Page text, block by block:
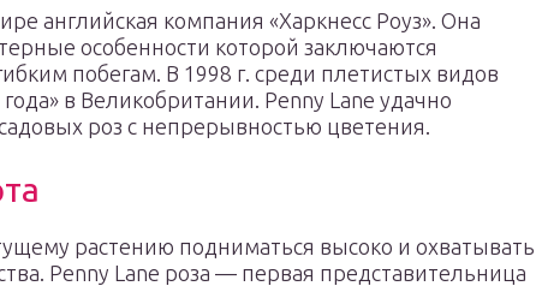
английская компания «Харкнесс Роуз». Она
особенности которой заключаются
побегам. В 1998 г. среди плетистых видов
в Великобритании. Penny Lane удачно
роз с непрерывностью цветения.
растению подниматься высоко и охватывать
Penny Lane роза — первая представительница